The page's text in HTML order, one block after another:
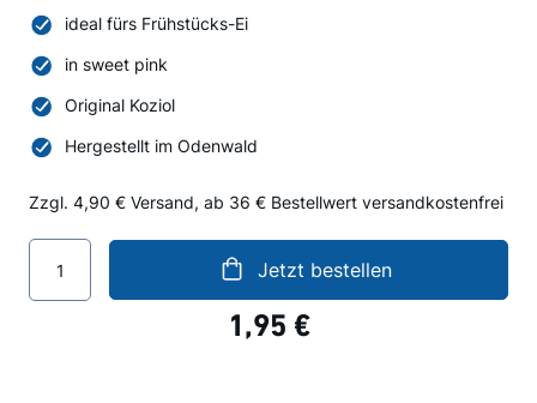
ideal fürs Frühstücks-Ei
in sweet pink
Original Koziol
Hergestellt im Odenwald
Zzgl. 4,90 € Versand, ab 36 € Bestellwert versandkostenfrei
Jetzt bestellen
1,95 €